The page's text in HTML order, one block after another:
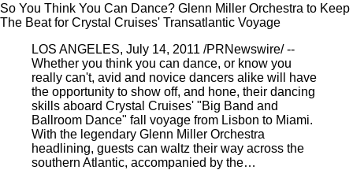
So You Think You Can Dance? Glenn Miller Orchestra to Keep
The Beat for Crystal Cruises' Transatlantic Voyage
LOS ANGELES, July 14, 2011 /PRNewswire/ --
Whether you think you can dance, or know you
really can't, avid and novice dancers alike will have
the opportunity to show off, and hone, their dancing
skills aboard Crystal Cruises' "Big Band and
Ballroom Dance" fall voyage from Lisbon to Miami.
With the legendary Glenn Miller Orchestra
headlining, guests can waltz their way across the
southern Atlantic, accompanied by the…